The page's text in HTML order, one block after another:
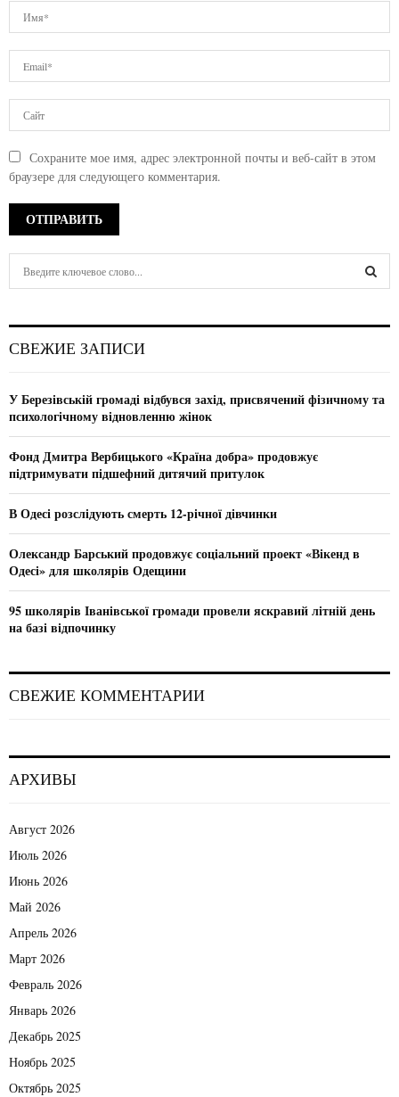
Сохраните мое имя, адрес электронной почты и веб-сайт в этом
браузере для следующего комментария.
h
o
r
СВЕЖИЕ ЗАПИСИ
У Березівській громаді відбувся захід, присвячений фізичному та
психологічному відновленню жінок
Фонд Дмитра Вербицького «Країна добра» продовжує
підтримувати підшефний дитячий притулок
В Одесі розслідують смерть 12-річної дівчинки
Олександр Барський продовжує соціальний проект «Вікенд в
Одесі» для школярів Одещини
95 школярів Іванівської громади провели яскравий літній день
на базі відпочинку
СВЕЖИЕ КОММЕНТАРИИ
АРХИВЫ
Август 2026
Июль 2026
Июнь 2026
Май 2026
Апрель 2026
Март 2026
Февраль 2026
Январь 2026
Декабрь 2025
Ноябрь 2025
Октябрь 2025